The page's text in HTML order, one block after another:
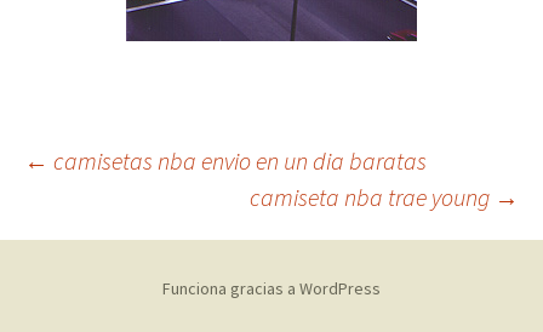
Navegación
de
← camisetas nba envio en un dia baratas
camiseta nba trae young →
Funciona gracias a WordPress